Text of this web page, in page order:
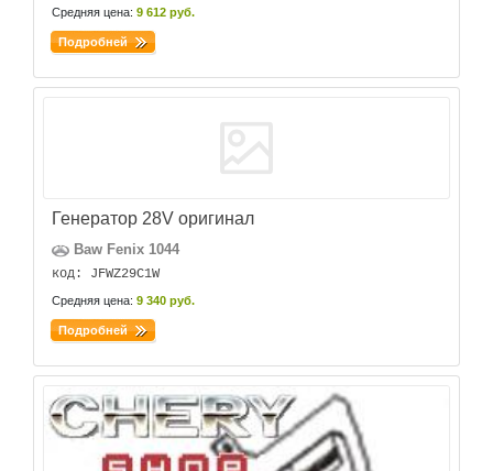
Средняя цена: 9 612 руб.
Подробней
Генератор 28V оригинал
Baw Fenix 1044
код: JFWZ29C1W
Средняя цена: 9 340 руб.
Подробней